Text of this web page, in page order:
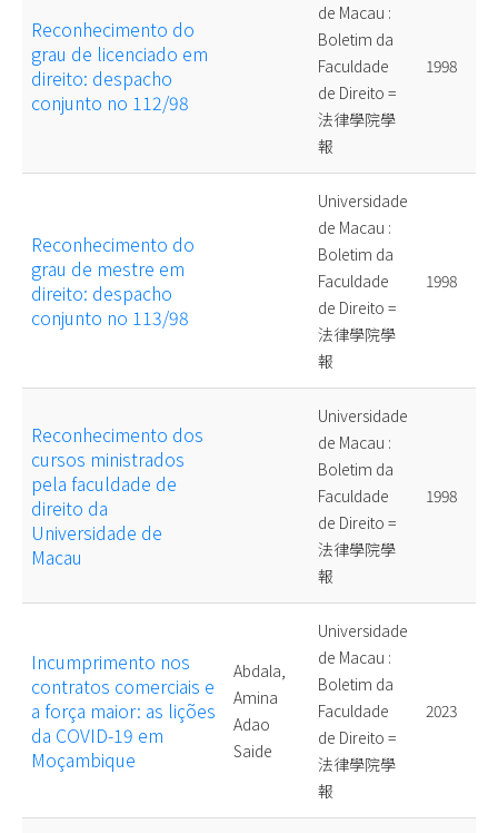
Reconhecimento do
grau de licenciado em
direito: despacho
conjunto no 112/98
de Macau :
Boletim da
Faculdade
de Direito =
法律學院學
報
1998
Reconhecimento do
grau de mestre em
direito: despacho
conjunto no 113/98
Universidade
de Macau :
Boletim da
Faculdade
de Direito =
法律學院學
報
1998
Reconhecimento dos
cursos ministrados
pela faculdade de
direito da
Universidade de
Macau
Universidade
de Macau :
Boletim da
Faculdade
de Direito =
法律學院學
報
1998
Incumprimento nos
contratos comerciais e
a força maior: as lições
da COVID-19 em
Moçambique
Abdala,
Amina
Adao
Saide
Universidade
de Macau :
Boletim da
Faculdade
de Direito =
法律學院學
報
2023